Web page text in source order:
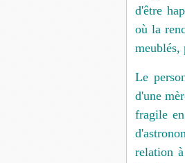
d'être
où la
meublés,
Le
d'une
fragile
relation